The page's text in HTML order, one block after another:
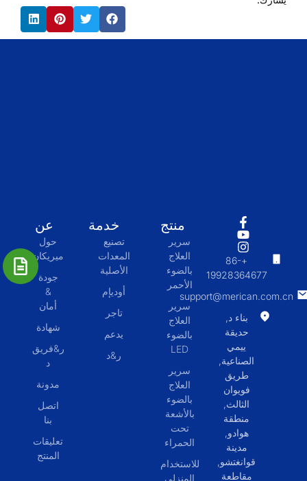
+86-
19928364677
support@merican.com.cn
بناء د,
حديقة
ييمي
الصناعية,
طريق
فويوان
الثالث,
منطقة
هوادو,
مدينة
قوانغتشو,
مقاطعة
منتج
سرير
العلاج
بالضوء
الأحمر
سرير
العلاج
بالضوء
LED
سرير
العلاج
بالضوء
بالأشعة
تحت
الحمراء
للاستخدام
المنزلي
خدمة
تصنيع
المعدات
الأصلية
أوديإم
تاجر
يدعم
ر&د
عن
حول
ميريكان
جودة
&
أمان
شهادة
ر&فريق
د
مدونة
اتصل
بنا
تعليقات
المنتج